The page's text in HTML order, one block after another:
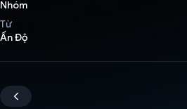
Nhóm
Từ
Ấn Độ